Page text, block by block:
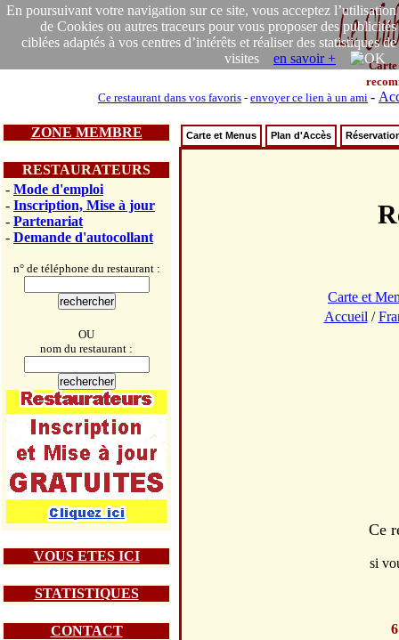
En poursuivant votre navigation sur ce site, vous acceptez l’utilisation
de Cookies ou autres traceurs pour vous proposer des publicités
ciblées adaptés à vos centres d’intérêts et réaliser des statistiques de
visites en savoir +
Carte
Ce restaurant dans vos favoris - envoyer ce lien à un ami -
ZONE MEMBRE
RESTAURATEURS
- Mode d'emploi
- Inscription, Mise à jour
- Partenariat
- Demande d'autocollant
n° de téléphone du restaurant :
OU
nom du restaurant :
VOUS ETES ICI
STATISTIQUES
CONTACT
Carte et Menus Plan d'Accès
Carte et
Accueil /
Ce
si